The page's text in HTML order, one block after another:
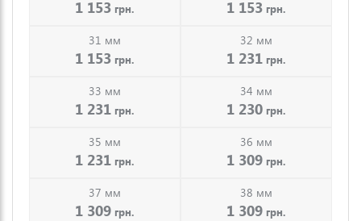
1 153 грн. 1 153 грн.
31 мм
1 153 грн.
32 мм
1 231 грн.
33 мм
1 231 грн.
34 мм
1 230 грн.
35 мм
1 231 грн.
36 мм
1 309 грн.
37 мм
1 309 грн.
38 мм
1 309 грн.